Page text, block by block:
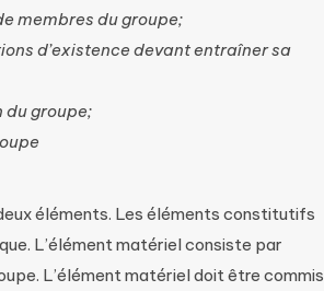
membres du groupe;
d’existence devant entraîner sa
du groupe;
éléments. Les éléments constitutifs
L’élément matériel consiste par
L’élément matériel doit être commis